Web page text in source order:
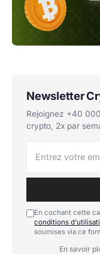
Newsletter
Rejoignez +40
crypto, 2x par
En cochant cette
conditions
soumises via ce
En savoir